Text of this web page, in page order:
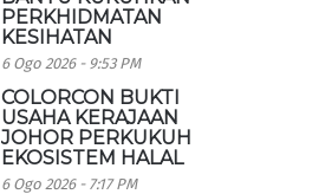
PERKHIDMATAN
KESIHATAN
6 Ogo 2026 - 9:53 PM
COLORCON BUKTI
USAHA KERAJAAN
JOHOR PERKUKUH
EKOSISTEM HALAL
6 Ogo 2026 - 7:17 PM